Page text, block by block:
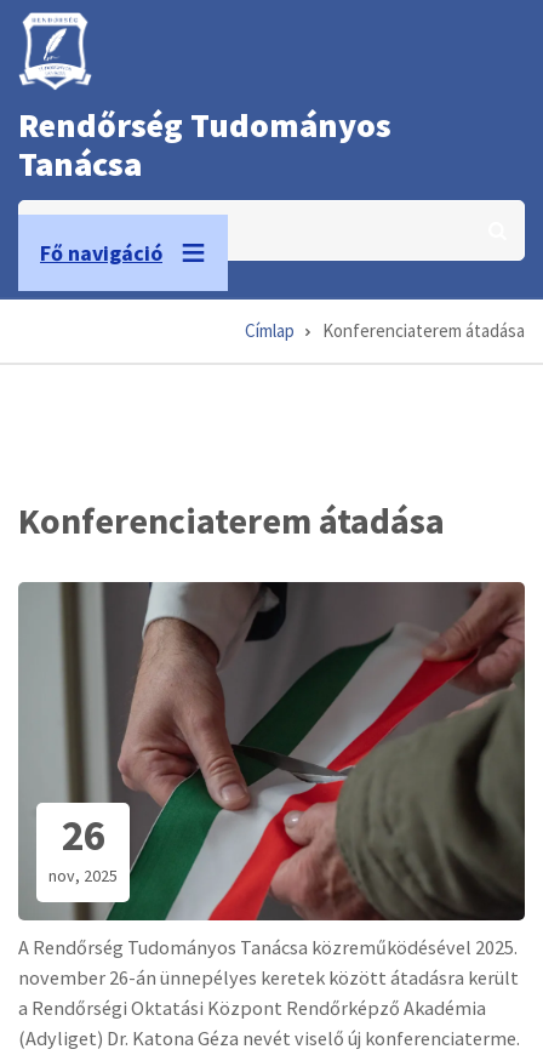
Ugrás
tartalomra
Rendőrség Tudományos
Tanácsa
Keresés
Fő navigáció
Címlap Konferenciaterem átadása
Konferenciaterem átadása
26
nov, 2025
A Rendőrség Tudományos Tanácsa közreműködésével 2025.
november 26-án ünnepélyes keretek között átadásra került
a Rendőrségi Oktatási Központ Rendőrképző Akadémia
(Adyliget) Dr. Katona Géza nevét viselő új konferenciaterme.